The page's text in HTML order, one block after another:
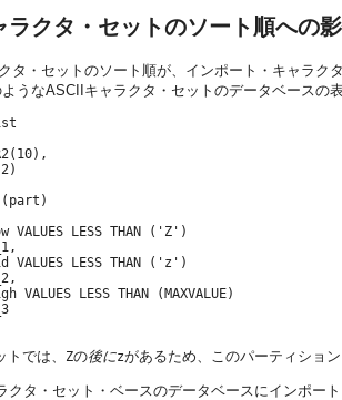
ラクタ・セットのソート順への
タ・セットのソート順が、インポート・キャラ
うなASCIIキャラクタ・セットのデータベースの
(part)
VALUES LESS THAN ('Z')
VALUES LESS THAN ('z')
VALUES LESS THAN (MAXVALUE)
では、 Zの後にzがあるため、このパーティショ
クタ・セット・ベースのデータベースにインポー